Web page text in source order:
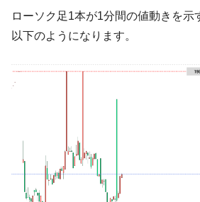
『Money1』
韓国大統領府ボンクラ
た ⇒ 国家が行った恐るべき株価操作
断
『Money1』
韓国･警察職員が「丸
中国だけが鉄鋼輸出
『Money1』
種は全般的「不調」⇒ PSIが示す現況
『Money1』
【米韓激突案件】韓国
ン』1人当たり賠償10万ウォンを認定
ローソク足1本が1分間の値動きを示
以下のようになります。